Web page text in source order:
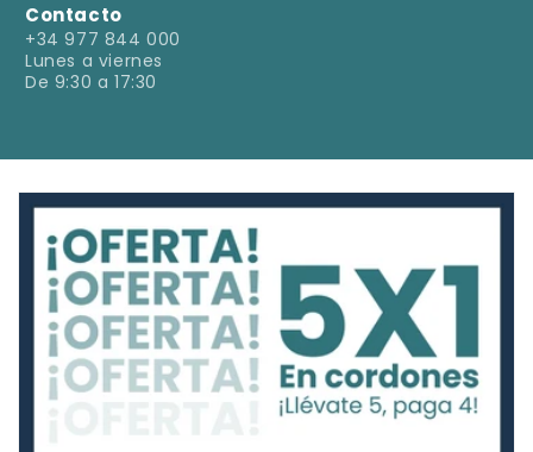
Contacto
+34 977 844 000
Lunes a viernes
De 9:30 a 17:30